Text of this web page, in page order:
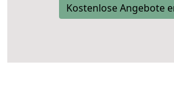
Kostenlose Angebote